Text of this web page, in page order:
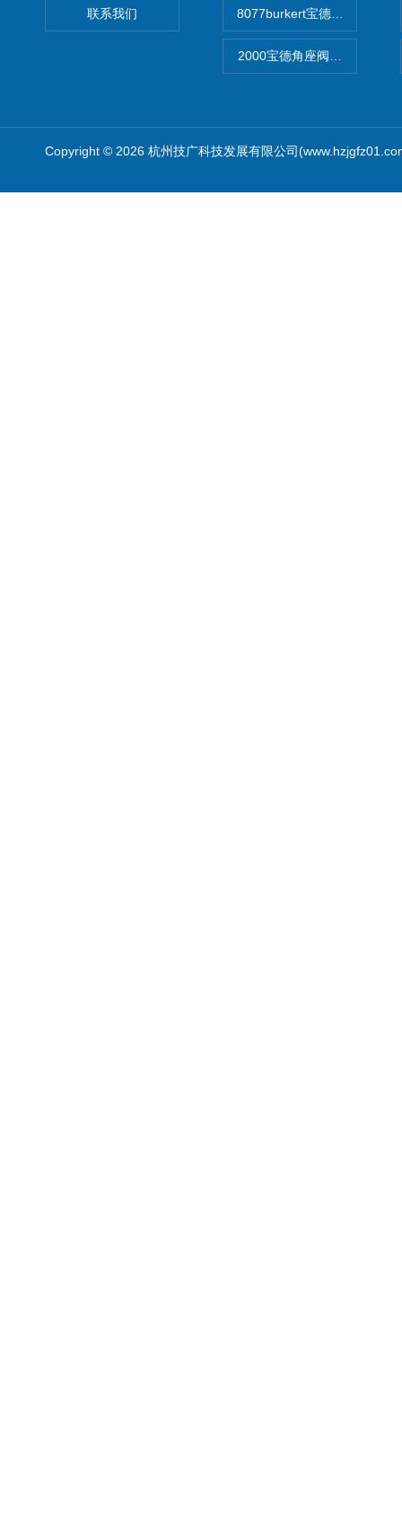
联系我们 8077burkert宝德椭圆齿轮脉
2000宝德角座阀德国宝帝
Copyright © 2026 杭州技广科技发展有限公司